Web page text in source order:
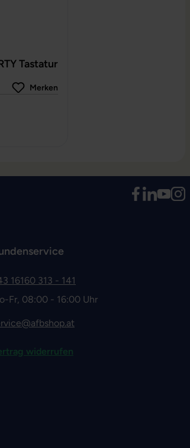
Tastatur
Merken
16160 313 - 141
Fr, 08:00 - 16:00 Uhr
widerrufen